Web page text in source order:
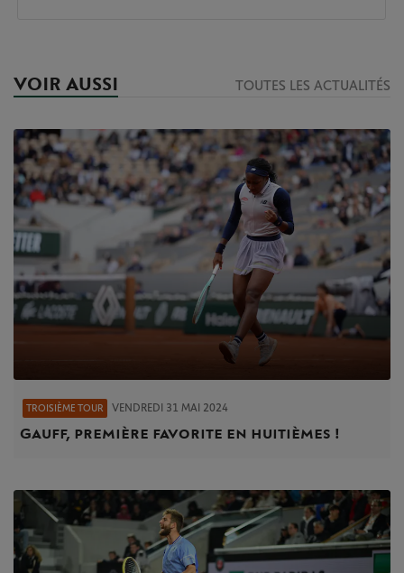
VOIR AUSSI TOUTES LES ACTUALITÉS
TROISIÈME TOUR VENDREDI 31 MAI 2024
Gauff, première favorite en huitièmes !